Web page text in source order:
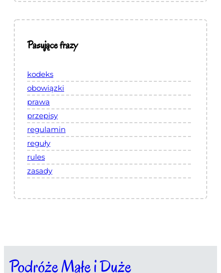
Pasujące frazy
kodeks
obowiązki
prawa
przepisy
regulamin
reguły
rules
zasady
Podróże Małe i Duże